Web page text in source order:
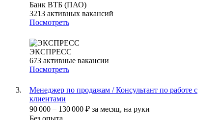
Банк ВТБ (ПАО)
3213 активных вакансий
Посмотреть
ЭКСПРЕСС
673 активные вакансии
Посмотреть
Менеджер по продажам / Консультант по работе с
клиентами
90 000 – 130 000 ₽ за месяц, на руки